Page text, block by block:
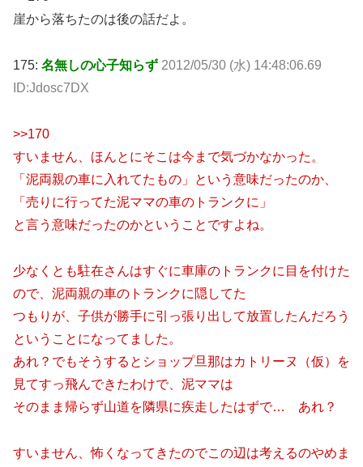
崖から落ちたのは後の話だよ。
175: 名無しの心子知らず 2012/05/30 (水) 14:48:06.69
ID:Jdosc7DX
>>170
すいません、ほんとにそこは今まで気づかなかった。
「泥両親の車に入れてたもの」という意味だったのか、
「売りに行ってた泥ママの車のトランクに」
と言う意味だったのかということですよね。
少なくとも駐在さんはすぐに車庫のトランクに目を付けた
ので、泥両親の車のトランクに隠してた
つもりが、子供が勝手に引っ張り出して放置したんだろう
ということになってました。
あれ？でもそうするとショップ旦那はカトリーヌ（仮）を
見てすっ飛んできたわけで、泥ママは
そのまま帰らず山道を隣県に疾走したはずで… あれ？
すいません、怖くなってきたのでこの辺は考えるのやめま